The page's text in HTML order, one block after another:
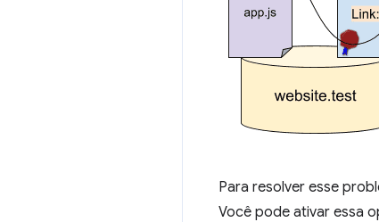
Para resolver esse
Você pode ativar essa